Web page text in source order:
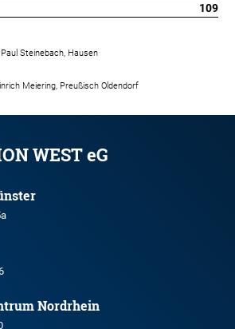
109
Paul Steinebach, Hausen
Meiering, Preußisch Oldendorf
WEST eG
Nordrhein